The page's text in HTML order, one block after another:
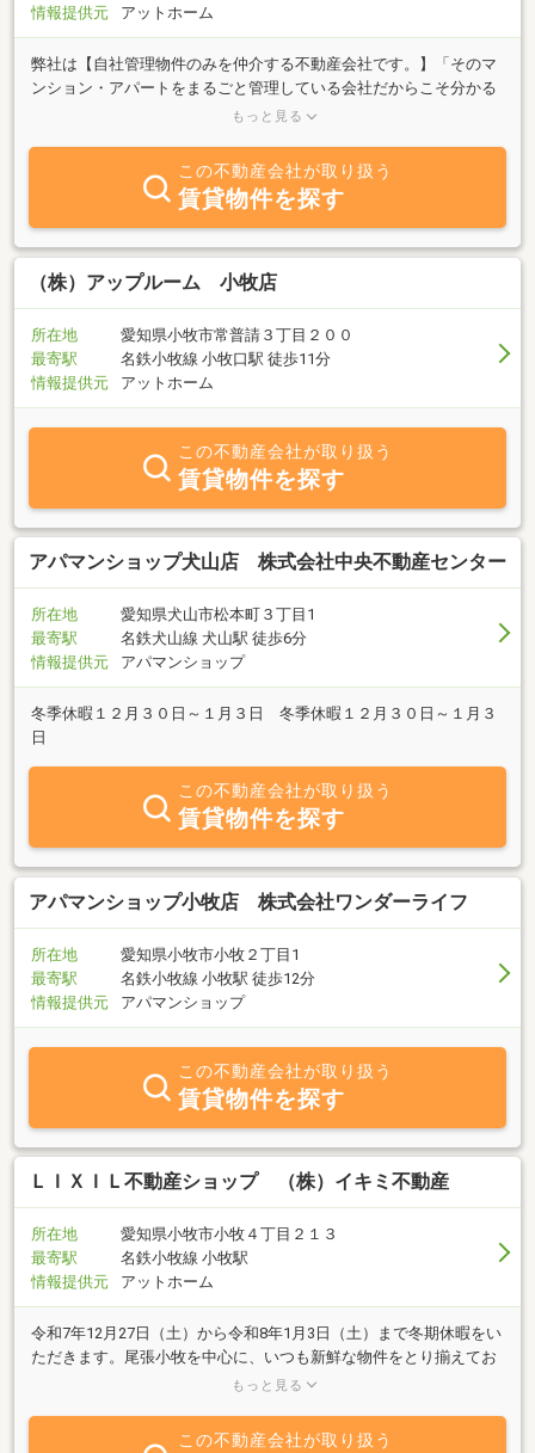
情報提供元
アットホーム
弊社は【自社管理物件のみを仲介する不動産会社です。】「そのマ
ンション・アパートをまるごと管理している会社だからこそ分かる
こと…。」引越しは、新しい地域・空間で新生活をスタートさせ
や疑問が多いもの。弊社は、自社管理という立場を最大限に生か
し、お客様の不安や疑問を解決します。そして、お客様に寄り添っ
た不動産会社を目指します。ぜひ、お気軽にお問い合わせ、ご来店
ください。■完全予約制にて営業しておりますので、ご来店の前に
一度ご連絡頂ければ幸いです。
もっと見る
この不動産会社が取り扱う
賃貸物件を探す
（株）アップルーム 小牧店
所在地
愛知県小牧市常普請３丁目２００
最寄駅
名鉄小牧線 小牧口駅 徒歩11分
情報提供元
アットホーム
この不動産会社が取り扱う
賃貸物件を探す
アパマンショップ犬山店 株式会社中央不動産センター
所在地
愛知県犬山市松本町３丁目1
最寄駅
名鉄犬山線 犬山駅 徒歩6分
情報提供元
アパマンショップ
冬季休暇１２月３０日～１月３日 冬季休暇１２月３０日～１月３
日
この不動産会社が取り扱う
賃貸物件を探す
アパマンショップ小牧店 株式会社ワンダーライフ
所在地
愛知県小牧市小牧２丁目1
最寄駅
名鉄小牧線 小牧駅 徒歩12分
情報提供元
アパマンショップ
この不動産会社が取り扱う
賃貸物件を探す
ＬＩＸＩＬ不動産ショップ （株）イキミ不動産
所在地
愛知県小牧市小牧４丁目２１３
最寄駅
名鉄小牧線 小牧駅
情報提供元
アットホーム
令和7年12月27日（土）から令和8年1月3日（土）まで冬期休暇をい
ただきます。尾張小牧を中心に、いつも新鮮な物件をとり揃えてお
ります。ＥＲＡの全国５００店舗のネットワークで、お客様のニー
等幅広い業務を手掛けております。
もっと見る
この不動産会社が取り扱う